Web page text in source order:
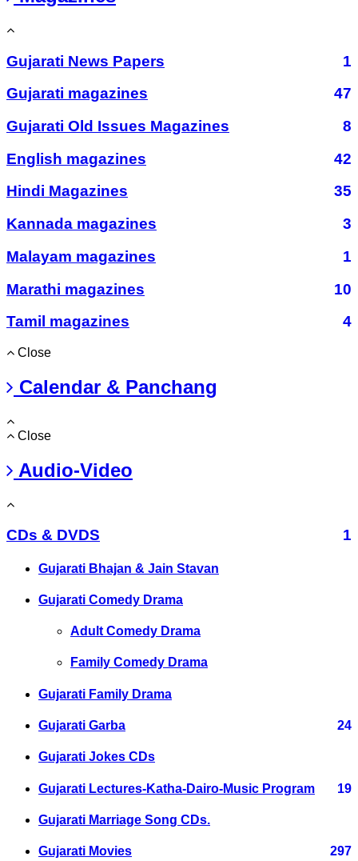
Gujarati News Papers
1
Gujarati magazines
47
Gujarati Old Issues Magazines
8
English magazines
42
Hindi Magazines
35
Kannada magazines
3
Malayam magazines
1
Marathi magazines
10
Tamil magazines
4
Close
Calendar & Panchang
Close
Audio-Video
CDs & DVDS 1
Gujarati Bhajan & Jain Stavan
Gujarati Comedy Drama
Adult Comedy Drama
Family Comedy Drama
Gujarati Family Drama
Gujarati Garba 24
Gujarati Jokes CDs
Gujarati Lectures-Katha-Dairo-Music Program 19
Gujarati Marriage Song CDs.
Gujarati Movies 297